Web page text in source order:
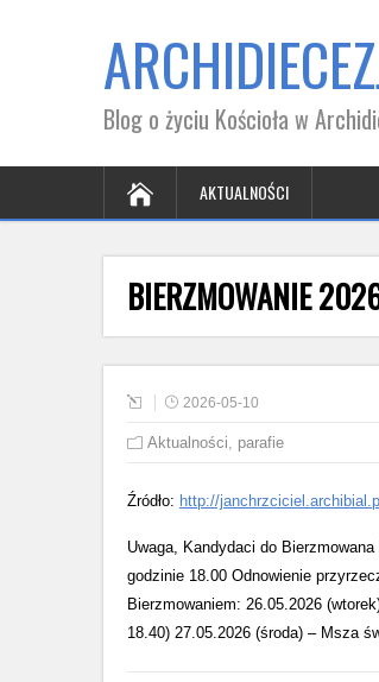
Blog o życiu Kościoła w
AKTUALNOŚCI
BIERZMOWANIE
2026-05-10
Aktualności, parafie
Źródło: http://
Uwaga, Kandydaci do
godzinie 18.00 Odnowienie
Bierzmowaniem: 26.05.2026
18.40) 27.05.2026 (środa) – Msza